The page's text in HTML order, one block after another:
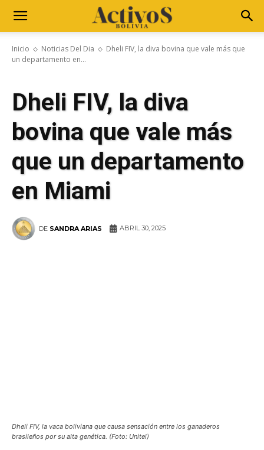
Inicio Noticias Del Dia
Dheli FIV, la diva bovina que vale más que
un departamento en...
Dheli FIV, la diva
bovina que vale más
que un departamento
en Miami
DE SANDRA ARIAS ABRIL 30, 2025
Dheli FIV, la vaca boliviana que causa sensación entre los ganaderos
brasileños por su alta genética. (Foto: Unitel)